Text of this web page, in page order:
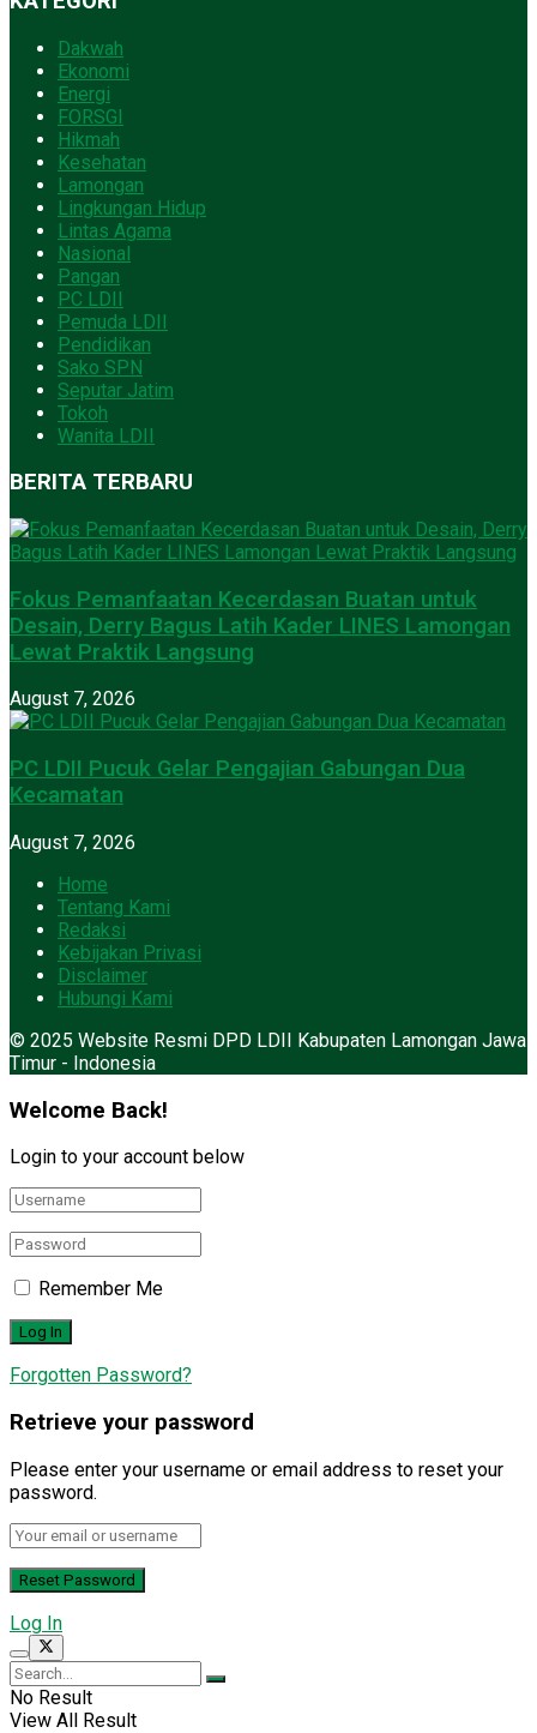
Dakwah
Ekonomi
Energi
FORSGI
Hikmah
Kesehatan
Lamongan
Lingkungan Hidup
Lintas Agama
Nasional
Pangan
PC LDII
Pemuda LDII
Pendidikan
Sako SPN
Seputar Jatim
Tokoh
Wanita LDII
BERITA TERBARU
Fokus Pemanfaatan Kecerdasan Buatan untuk
Desain, Derry Bagus Latih Kader LINES Lamongan
Lewat Praktik Langsung
August 7, 2026
PC LDII Pucuk Gelar Pengajian Gabungan Dua
Kecamatan
August 7, 2026
Home
Tentang Kami
Redaksi
Kebijakan Privasi
Disclaimer
Hubungi Kami
© 2025 Website Resmi DPD LDII Kabupaten Lamongan Jawa
Timur - Indonesia
Welcome Back!
Login to your account below
Remember Me
Forgotten Password?
Retrieve your password
Please enter your username or email address to reset your
password.
Log In
No Result
View All Result